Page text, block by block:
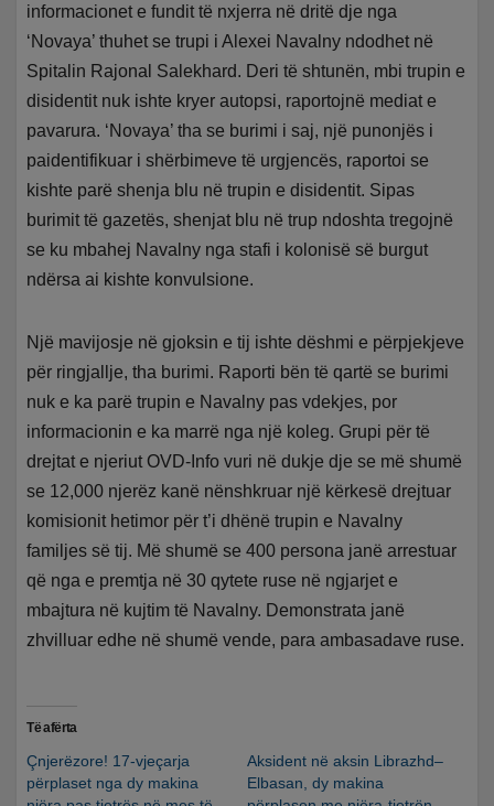
informacionet e fundit të nxjerra në dritë dje nga
‘Novaya’ thuhet se trupi i Alexei Navalny ndodhet në
Spitalin Rajonal Salekhard. Deri të shtunën, mbi trupin e
disidentit nuk ishte kryer autopsi, raportojnë mediat e
pavarura. ‘Novaya’ tha se burimi i saj, një punonjës i
paidentifikuar i shërbimeve të urgjencës, raportoi se
kishte parë shenja blu në trupin e disidentit. Sipas
burimit të gazetës, shenjat blu në trup ndoshta tregojnë
se ku mbahej Navalny nga stafi i kolonisë së burgut
ndërsa ai kishte konvulsione.
Një mavijosje në gjoksin e tij ishte dëshmi e përpjekjeve
për ringjallje, tha burimi. Raporti bën të qartë se burimi
nuk e ka parë trupin e Navalny pas vdekjes, por
informacionin e ka marrë nga një koleg. Grupi për të
drejtat e njeriut OVD-Info vuri në dukje dje se më shumë
se 12,000 njerëz kanë nënshkruar një kërkesë drejtuar
komisionit hetimor për t’i dhënë trupin e Navalny
familjes së tij. Më shumë se 400 persona janë arrestuar
që nga e premtja në 30 qytete ruse në ngjarjet e
mbajtura në kujtim të Navalny. Demonstrata janë
zhvilluar edhe në shumë vende, para ambasadave ruse.
Të afërta
Çnjerëzore! 17-vjeçarja
përplaset nga dy makina
Aksident në aksin Librazhd–
Elbasan, dy makina